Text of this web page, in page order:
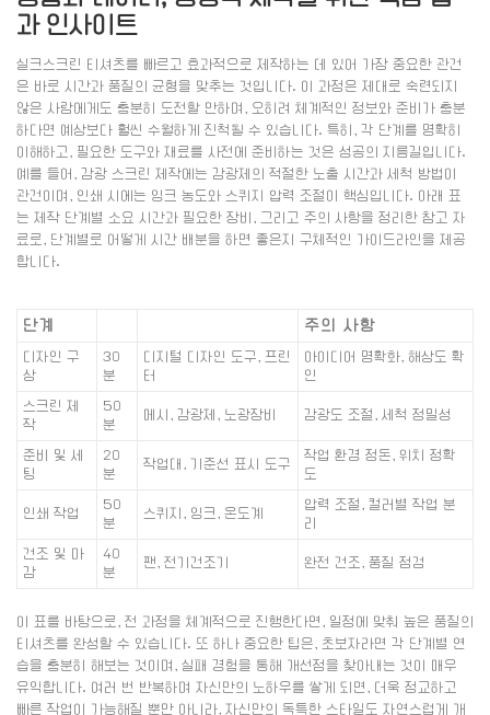
과 인사이트
실크스크린 티셔츠를 빠르고 효과적으로 제작하는 데 있어 가장 중요한 관건
은 바로 시간과 품질의 균형을 맞추는 것입니다. 이 과정은 제대로 숙련되지
않은 사람에게도 충분히 도전할 만하며, 오히려 체계적인 정보와 준비가 충분
하다면 예상보다 훨씬 수월하게 진척될 수 있습니다. 특히, 각 단계를 명확히
이해하고, 필요한 도구와 재료를 사전에 준비하는 것은 성공의 지름길입니다.
예를 들어, 감광 스크린 제작에는 감광제의 적절한 노출 시간과 세척 방법이
관건이며, 인쇄 시에는 잉크 농도와 스퀴지 압력 조절이 핵심입니다. 아래 표
는 제작 단계별 소요 시간과 필요한 장비, 그리고 주의 사항을 정리한 참고 자
료로, 단계별로 어떻게 시간 배분을 하면 좋은지 구체적인 가이드라인을 제공
합니다.
단계 주의 사항
디자인 구
상
30
분
디지털 디자인 도구, 프린
터
아이디어 명확화, 해상도 확
인
스크린 제
작
50
분
메시, 감광제, 노광장비 감광도 조절, 세척 정밀성
준비 및 세
팅
20
분
작업대, 기준선 표시 도구
작업 환경 정돈, 위치 정확
도
인쇄 작업
50
분
스퀴지, 잉크, 온도계
압력 조절, 컬러별 작업 분
리
건조 및 마
감
40
분
팬, 전기건조기 완전 건조, 품질 점검
이 표를 바탕으로, 전 과정을 체계적으로 진행한다면, 일정에 맞춰 높은 품질의
티셔츠를 완성할 수 있습니다. 또 하나 중요한 팁은, 초보자라면 각 단계별 연
습을 충분히 해보는 것이며, 실패 경험을 통해 개선점을 찾아내는 것이 매우
유익합니다. 여러 번 반복하며 자신만의 노하우를 쌓게 되면, 더욱 정교하고
빠른 작업이 가능해질 뿐만 아니라, 자신만의 독특한 스타일도 자연스럽게 개